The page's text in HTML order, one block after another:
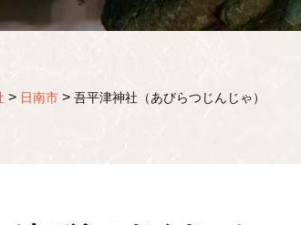
> 日南市 > 吾平津神社（あびらつじんじゃ）